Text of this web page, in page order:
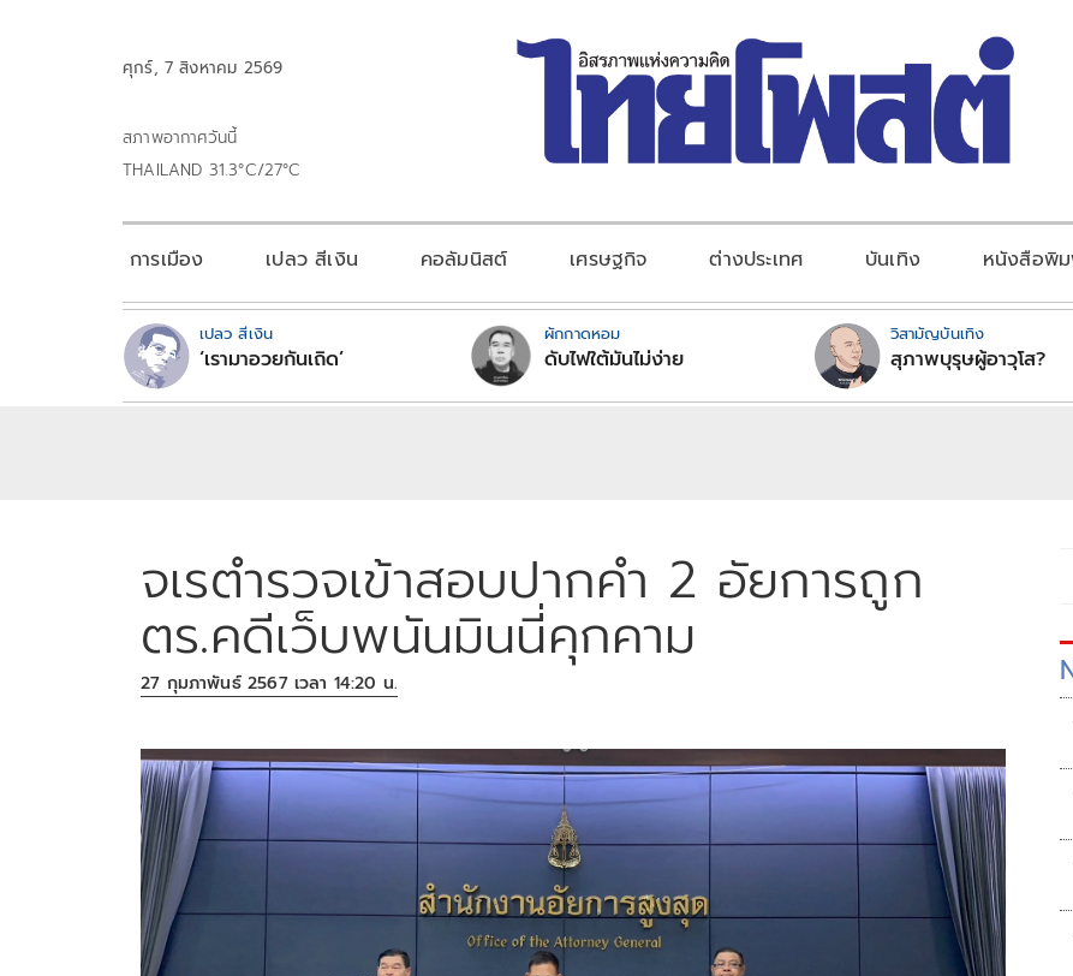
ศุกร์, 7 สิงหาคม 2569
สภาพอากาศวันนี้
THAILAND 31.3°C/27°C
การเมือง เปลว สีเงิน คอลัมนิสต์ เศรษฐกิจ ต่างประเทศ บันเทิง หนังสือพิ
เปลว สีเงิน
‘เรามาอวยกันเถิด’
ผักกาดหอม
ดับไฟใต้มันไม่ง่าย
วิสามัญบันเทิง
สุภาพบุรุษผู้อาวุโส?
จเรตำรวจเข้าสอบปากคำ 2 อัยการถูก
ตร.คดีเว็บพนันมินนี่คุกคาม
27 กุมภาพันธ์ 2567 เวลา 14:20 น.